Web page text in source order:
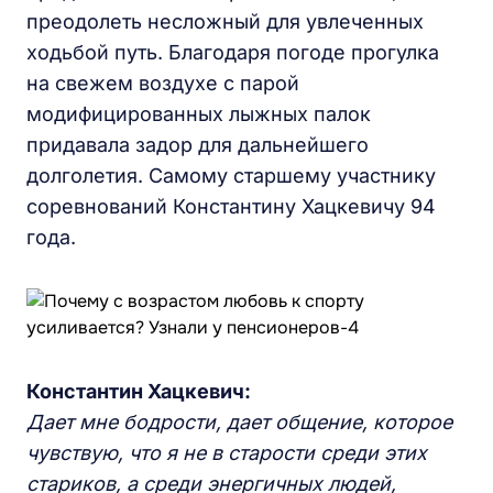
преодолеть несложный для увлеченных
ходьбой путь. Благодаря погоде прогулка
на свежем воздухе с парой
модифицированных лыжных палок
придавала задор для дальнейшего
долголетия. Самому старшему участнику
соревнований Константину Хацкевичу 94
года.
Константин Хацкевич:
Дает мне бодрости, дает общение, которое
чувствую, что я не в старости среди этих
стариков, а среди энергичных людей,